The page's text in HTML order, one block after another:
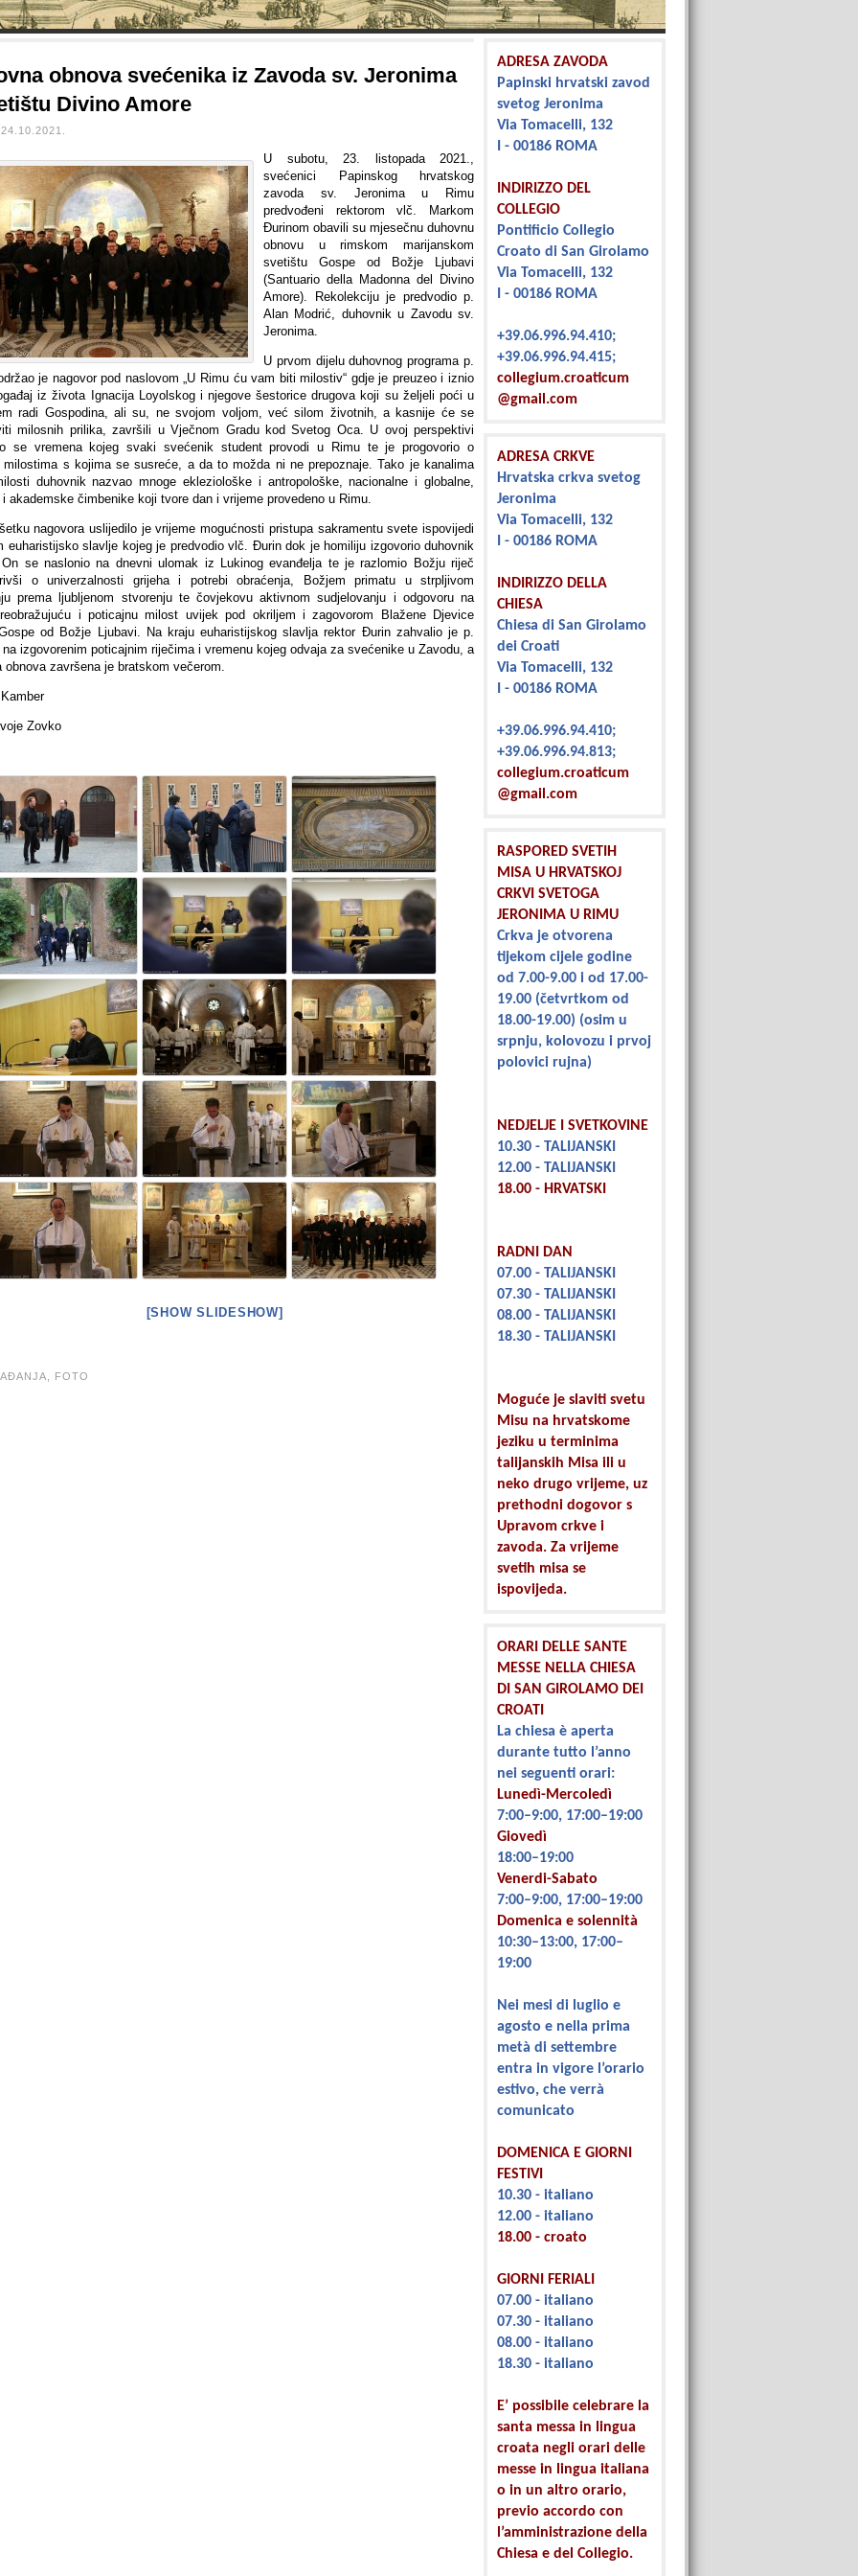
obnova svećenika iz Zavoda sv. Jeronima
Divino Amore
U subotu, 23. listopada 2021.,
svećenici Papinskog hrvatskog
zavoda sv. Jeronima u Rimu
predvođeni rektorom vlč. Markom
Đurinom obavili su mjesečnu duhovnu
obnovu u rimskom marijanskom
svetištu Gospe od Božje Ljubavi
(Santuario della Madonna del Divino
Amore). Rekolekciju je predvodio p.
Alan Modrić, duhovnik u Zavodu sv.
Jeronima.
U prvom dijelu duhovnog programa p.
je nagovor pod naslovom „U Rimu ću vam biti milostiv“ gdje je preuzeo i iznio
iz života Ignacija Loyolskog i njegove šestorice drugova koji su željeli poći u
radi Gospodina, ali su, ne svojom voljom, već silom životnih, a kasnije će se
milosnih prilika, završili u Vječnom Gradu kod Svetog Oca. U ovoj perspektivi
se vremena kojeg svaki svećenik student provodi u Rimu te je progovorio o
milostima s kojima se susreće, a da to možda ni ne prepoznaje. Tako je kanalima
duhovnik nazvao mnoge ekleziološke i antropološke, nacionalne i globalne,
akademske čimbenike koji tvore dan i vrijeme provedeno u Rimu.
nagovora uslijedilo je vrijeme mogućnosti pristupa sakramentu svete ispovijedi
euharistijsko slavlje kojeg je predvodio vlč. Đurin dok je homiliju izgovorio duhovnik
se naslonio na dnevni ulomak iz Lukinog evanđelja te je razlomio Božju riječ
o univerzalnosti grijeha i potrebi obraćenja, Božjem primatu u strpljivom
prema ljubljenom stvorenju te čovjekovu aktivnom sudjelovanju i odgovoru na
i poticajnu milost uvijek pod okriljem i zagovorom Blažene Djevice
od Božje Ljubavi. Na kraju euharistijskog slavlja rektor Đurin zahvalio je p.
na izgovorenim poticajnim riječima i vremenu kojeg odvaja za svećenike u Zavodu, a
obnova završena je bratskom večerom.
Zovko
[SHOW SLIDESHOW]
FOTO
ADRESA ZAVODA
Papinski hrvatski zavod
svetog Jeronima
Via Tomacelli, 132
I - 00186 ROMA
INDIRIZZO DEL
COLLEGIO
Pontificio Collegio
Croato di San Girolamo
Via Tomacelli, 132
I - 00186 ROMA
+39.06.996.94.410;
+39.06.996.94.415;
collegium.croaticum
@gmail.com
ADRESA CRKVE
Hrvatska crkva svetog
Jeronima
Via Tomacelli, 132
I - 00186 ROMA
INDIRIZZO DELLA
CHIESA
Chiesa di San Girolamo
dei Croati
Via Tomacelli, 132
I - 00186 ROMA
+39.06.996.94.410;
+39.06.996.94.813;
collegium.croaticum
@gmail.com
RASPORED SVETIH
MISA U HRVATSKOJ
CRKVI SVETOGA
JERONIMA U RIMU
Crkva je otvorena
tijekom cijele godine
od 7.00-9.00 i od 17.00-
19.00 (četvrtkom od
18.00-19.00) (osim u
srpnju, kolovozu i prvoj
polovici rujna)
NEDJELJE I SVETKOVINE
10.30 - TALIJANSKI
12.00 - TALIJANSKI
18.00 - HRVATSKI
RADNI DAN
07.00 - TALIJANSKI
07.30 - TALIJANSKI
08.00 - TALIJANSKI
18.30 - TALIJANSKI
Moguće je slaviti svetu
Misu na hrvatskome
jeziku u terminima
talijanskih Misa ili u
neko drugo vrijeme, uz
prethodni dogovor s
Upravom crkve i
zavoda. Za vrijeme
svetih misa se
ispovijeda.
ORARI DELLE SANTE
MESSE NELLA CHIESA
DI SAN GIROLAMO DEI
CROATI
La chiesa è aperta
durante tutto l’anno
nei seguenti orari:
Lunedì-Mercoledì
7:00–9:00, 17:00–19:00
Giovedì
18:00–19:00
Venerdi-Sabato
7:00–9:00, 17:00–19:00
Domenica e solennità
10:30–13:00, 17:00–
19:00
Nei mesi di luglio e
agosto e nella prima
metà di settembre
entra in vigore l’orario
estivo, che verrà
comunicato
DOMENICA E GIORNI
FESTIVI
10.30 - italiano
12.00 - italiano
18.00 - croato
GIORNI FERIALI
07.00 - italiano
07.30 - italiano
08.00 - italiano
18.30 - italiano
E’ possibile celebrare la
santa messa in lingua
croata negli orari delle
messe in lingua italiana
o in un altro orario,
previo accordo con
l’amministrazione della
Chiesa e del Collegio.